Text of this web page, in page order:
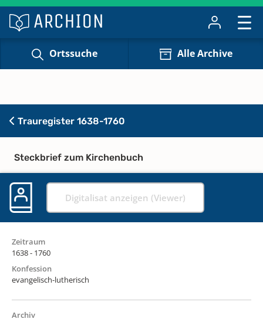
Ortssuche Alle Archive
Trauregister 1638-1760
Steckbrief zum Kirchenbuch
Digitalisat anzeigen (Viewer)
Zeitraum
1638 - 1760
Konfession
evangelisch-lutherisch
Archiv